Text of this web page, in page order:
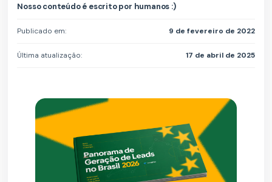
Nosso conteúdo é escrito por humanos :)
Publicado em: 9 de fevereiro de 2022
Última atualização: 17 de abril de 2025